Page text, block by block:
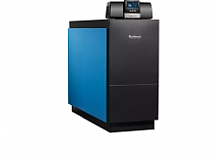
Получить скидку